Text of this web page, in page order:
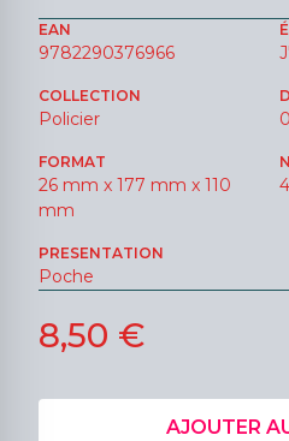
EAN
9782290376966
COLLECTION
Policier
FORMAT
26 mm x 177 mm x 110
mm
PRESENTATION
Poche
8,50 €
AJOUTER